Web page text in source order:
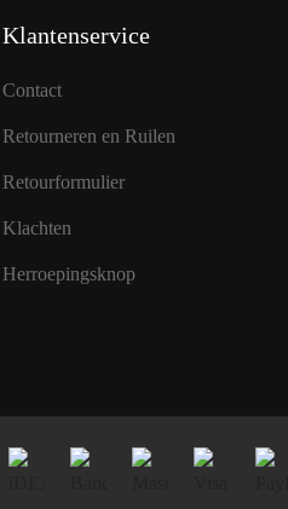
Klantenservice
Contact
Retourneren en Ruilen
Retourformulier
Klachten
Herroepingsknop